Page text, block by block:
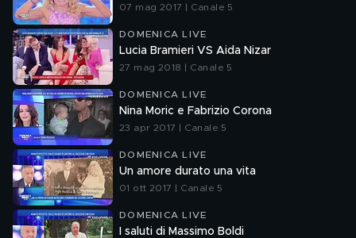
07 mag 2017 | Canale 5
DOMENICA LIVE
Lucia Bramieri VS Aida Nizar
27 mag 2018 | Canale 5
DOMENICA LIVE
Nina Moric e Fabrizio Corona
23 apr 2017 | Canale 5
DOMENICA LIVE
Un amore durato una vita
01 ott 2017 | Canale 5
DOMENICA LIVE
I saluti di Massimo Boldi